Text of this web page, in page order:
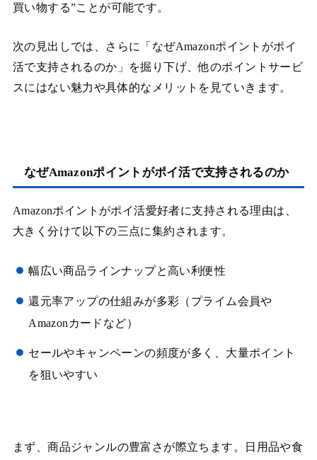
買い物する”ことが可能です。
次の見出しでは、さらに「なぜAmazonポイントがポイ
活で支持されるのか」を掘り下げ、他のポイントサービ
スにはない魅力や具体的なメリットを見ていきます。
なぜAmazonポイントがポイ活で支持されるのか
Amazonポイントがポイ活愛好者に支持される理由は、
大きく分けて以下の三点に集約されます。
幅広い商品ラインナップと高い利便性
還元率アップの仕組みが多彩（プライム会員や
Amazonカードなど）
セールやキャンペーンの頻度が多く、大量ポイント
を狙いやすい
まず、商品ジャンルの豊富さが際立ちます。日用品や食